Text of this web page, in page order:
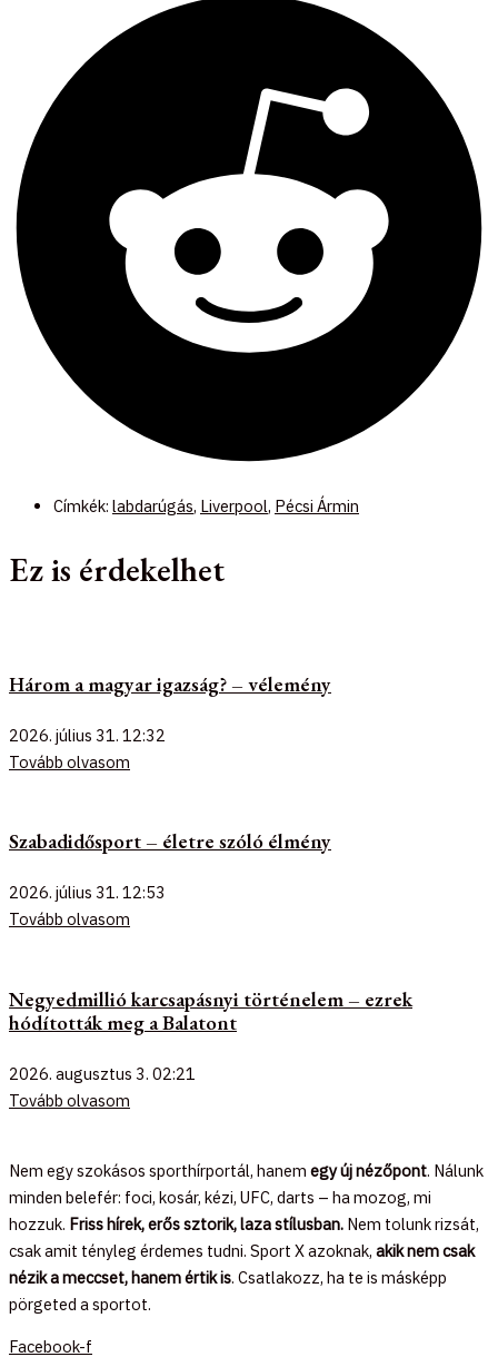
Címkék: labdarúgás, Liverpool, Pécsi Ármin
Ez is érdekelhet
Három a magyar igazság? – vélemény
2026. július 31. 12:32
Tovább olvasom
Szabadidősport – életre szóló élmény
2026. július 31. 12:53
Tovább olvasom
Negyedmillió karcsapásnyi történelem – ezrek
hódították meg a Balatont
2026. augusztus 3. 02:21
Tovább olvasom
Nem egy szokásos sporthírportál, hanem egy új nézőpont. Nálunk
minden belefér: foci, kosár, kézi, UFC, darts – ha mozog, mi
hozzuk. Friss hírek, erős sztorik, laza stílusban. Nem tolunk rizsát,
csak amit tényleg érdemes tudni. Sport X azoknak, akik nem csak
nézik a meccset, hanem értik is. Csatlakozz, ha te is másképp
pörgeted a sportot.
Facebook-f